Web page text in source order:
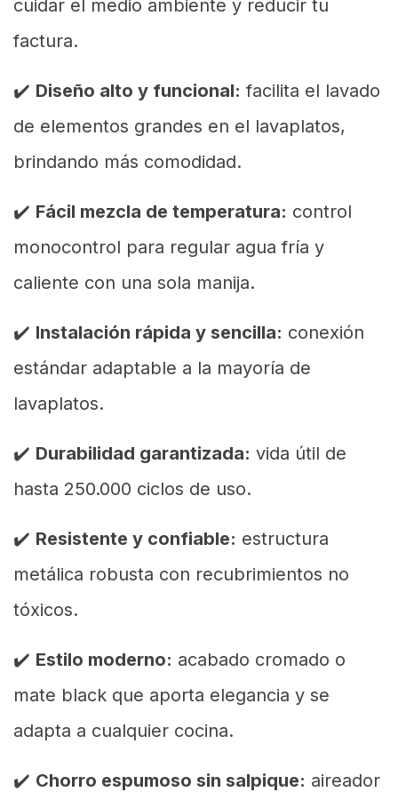
cuidar el medio ambiente y reducir tu
factura.
✔️ Diseño alto y funcional: facilita el lavado
de elementos grandes en el lavaplatos,
brindando más comodidad.
✔️ Fácil mezcla de temperatura: control
monocontrol para regular agua fría y
caliente con una sola manija.
✔️ Instalación rápida y sencilla: conexión
estándar adaptable a la mayoría de
lavaplatos.
✔️ Durabilidad garantizada: vida útil de
hasta 250.000 ciclos de uso.
✔️ Resistente y confiable: estructura
metálica robusta con recubrimientos no
tóxicos.
✔️ Estilo moderno: acabado cromado o
mate black que aporta elegancia y se
adapta a cualquier cocina.
✔️ Chorro espumoso sin salpique: aireador